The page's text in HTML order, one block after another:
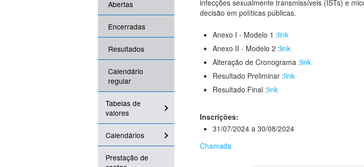
Abertas
Encerradas
Resultados
Calendário
regular
Tabelas de
valores
Calendários
Prestação de
infecções sexualmente transmissíveis (ISTs) e
decisão em políticas públicas.
Anexo I - Modelo 1 :link
Anexo II - Modelo 2 :link
Alteração de Cronograma :link
Resultado Preliminar :link
Resultado Final :link
Inscrições:
31/07/2024 a 30/08/2024
Chamada